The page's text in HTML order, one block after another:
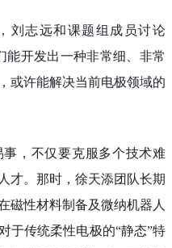
刘志远和课题组成员讨论
能开发出一种非常细、非常
或许能解决当前电极领域的
，不仅要克服多个技术难
才。那时，徐天添团队长期
磁性材料制备及微纳机器人
于传统柔性电极的“静态”特